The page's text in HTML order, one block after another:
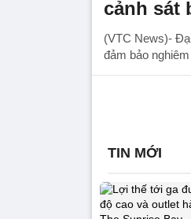
cảnh sát
(VTC News)-
đảm bảo
TIN MỚI